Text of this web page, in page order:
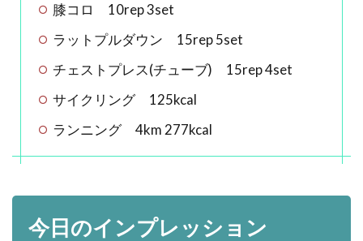
膝コロ 10rep 3set
ラットプルダウン 15rep 5set
チェストプレス(チューブ) 15rep 4set
サイクリング 125kcal
ランニング 4km 277kcal
今日のインプレッション